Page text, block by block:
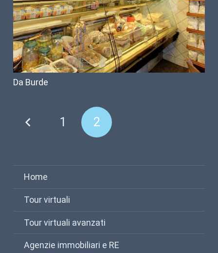
Da Burde
1 2
Home
Tour virtuali
Tour virtuali avanzati
Agenzie immobiliari e RE